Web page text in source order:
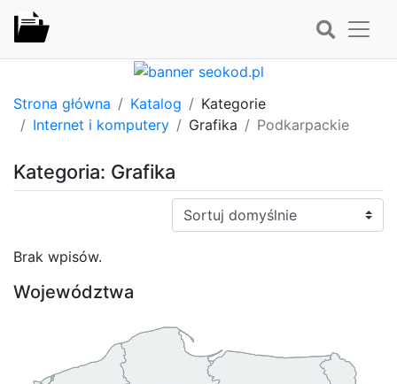
Strona główna Katalog
Kategorie
Internet i komputery
Grafika Podkarpackie
Kategoria: Grafika
Sortuj:
Brak wpisów.
Województwa